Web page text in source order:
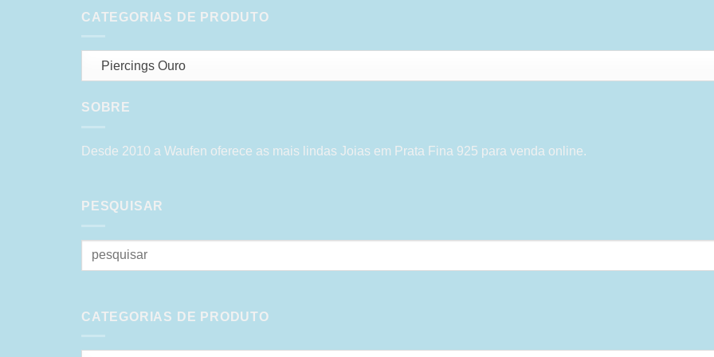
CATEGORIAS DE PRODUTO
Piercings Ouro
SOBRE
Desde 2010 a Waufen oferece as mais lindas Joias em Prata Fina 925 para venda online.
PESQUISAR
Pesquisar
CATEGORIAS DE PRODUTO